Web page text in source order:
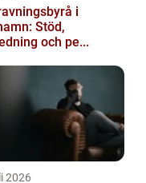
i
Stöd,
och pe...
2026